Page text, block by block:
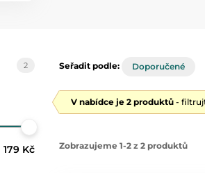
2
179 Kč
Seřadit podle: Doporučené
V nabídce je 2 produktů -
Zobrazujeme 1-2 z 2 produktů